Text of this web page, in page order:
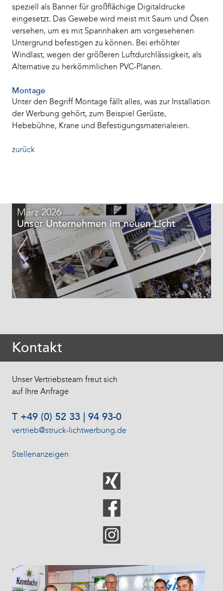
speziell als Banner für großflächige Digitaldrucke
eingesetzt. Das Gewebe wird meist mit Saum und Ösen
versehen, um es mit Spannhaken am vorgesehenen
Untergrund befestigen zu können. Bei erhöhter
Windlast, wegen der größeren Luftdurchlässigkeit, als
Alternative zu herkömmlichen PVC-Planen.
Montage
Unter den Begriff Montage fällt alles, was zur Installation
der Werbung gehört, zum Beispiel Gerüste,
Hebebühne, Krane und Befestigungsmaterialeien.
zurück
März 2026
Unser Unternehmen im neuen Licht
Kontakt
Unser Vertriebsteam freut sich
auf Ihre Anfrage
T +49 (0) 52 33 | 94 93-0
vertrieb@struck-lichtwerbung.de
Stellenanzeigen